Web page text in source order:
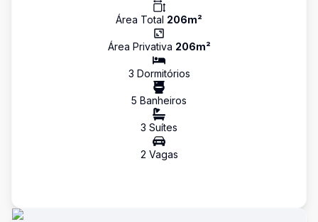
Área Total 206m²
Área Privativa 206m²
3 Dormitórios
5 Banheiros
3 Suítes
2 Vagas